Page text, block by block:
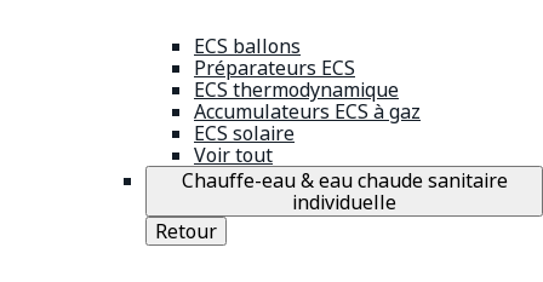
ECS ballons
Préparateurs ECS
ECS thermodynamique
Accumulateurs ECS à gaz
ECS solaire
Voir tout
Chauffe-eau & eau chaude sanitaire
individuelle
Retour